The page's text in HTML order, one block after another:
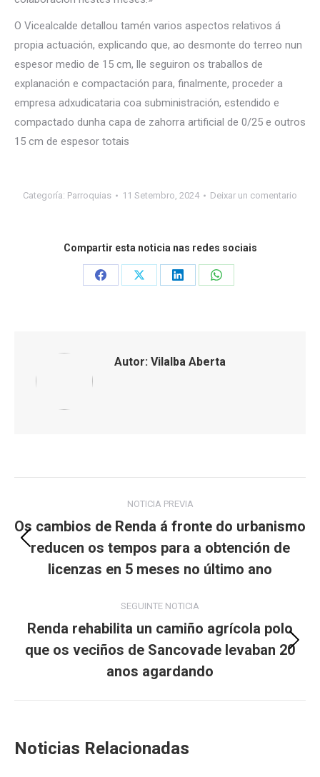
O Vicealcalde detallou tamén varios aspectos relativos á
propia actuación, explicando que, ao desmonte do terreo nun
espesor medio de 15 cm, lle seguiron os traballos de
explanación e compactación para, finalmente, proceder a
empresa adxudicataria coa subministración, estendido e
compactado dunha capa de zahorra artificial de 0/25 e outros
15 cm de espesor totais
Categoría: Parroquias 11 Setembro, 2024 Deixar un comentario
Compartir esta noticia nas redes sociais
Share
Share
Share
Share
Autor: Vilalba Aberta
navigation
NOTICIA PREVIA
Previous
post:
Os cambios de Renda á fronte do urbanismo
reducen os tempos para a obtención de
licenzas en 5 meses no último ano
SEGUINTE NOTICIA
Next
post:
Renda rehabilita un camiño agrícola polo
que os veciños de Sancovade levaban 20
anos agardando
Noticias Relacionadas